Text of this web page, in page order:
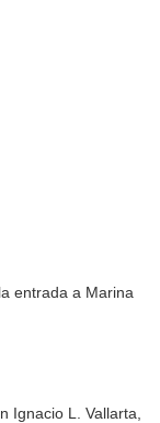
entrada a Marina
Ignacio L. Vallarta,